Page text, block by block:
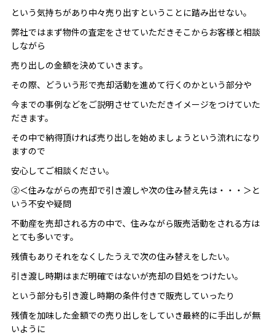
という気持ちがあり中々売り出すということに踏み出せない。
弊社ではまず物件の査定をさせていただきそこからお客様と相談
しながら
売り出しの金額を決めていきます。
その際、どういう形で売却活動を進めて行くのかという部分や
今までの事例などをご説明させていただきイメージをつけていた
だきます。
その中で納得頂ければ売り出しを始めましょうという流れになり
ますので
安心してご相談ください。
②＜住みながらの売却で引き渡しや次の住み替え先は・・・＞と
いう不安や疑問
不動産を売却される方の中で、住みながら販売活動をされる方は
とても多いです。
残債もありそれをなくしたうえで次の住み替えをしたい。
引き渡し時期はまだ明確ではないが売却の目処をつけたい。
という部分も引き渡し時期の条件付きで販売していったり
残債を加味した金額での売り出しをしていき最終的に手出しが無
いように